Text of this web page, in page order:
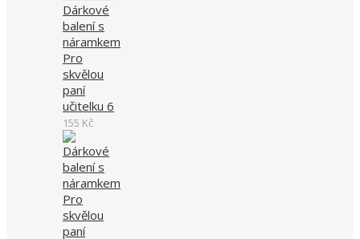
Dárkové
balení s
náramkem
Pro
skvělou
paní
učitelku 6
155 Kč